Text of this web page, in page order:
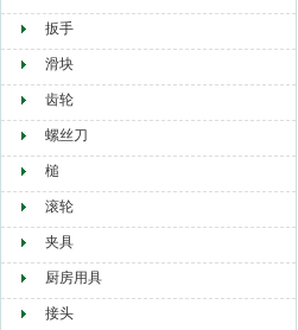
扳手
滑块
齿轮
螺丝刀
槌
滚轮
夹具
厨房用具
接头